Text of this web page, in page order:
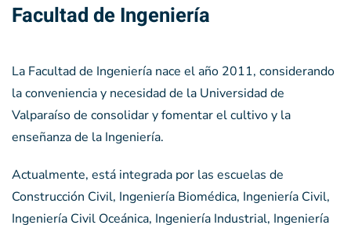
Facultad de Ingeniería
La Facultad de Ingeniería nace el año 2011, considerando
la conveniencia y necesidad de la Universidad de
Valparaíso de consolidar y fomentar el cultivo y la
enseñanza de la Ingeniería.
Actualmente, está integrada por las escuelas de
Construcción Civil, Ingeniería Biomédica, Ingeniería Civil,
Ingeniería Civil Oceánica, Ingeniería Industrial, Ingeniería